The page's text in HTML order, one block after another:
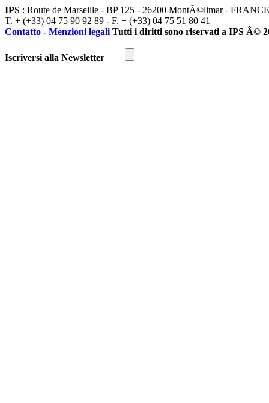
IPS : Route de Marseille - BP 125 - 26200 MontÃ©limar - FRANCE
T. + (+33) 04 75 90 92 89 - F. + (+33) 04 75 51 80 41
Contatto - Menzioni legali Tutti i diritti sono riservati a IPS Â©
Iscriversi alla Newsletter